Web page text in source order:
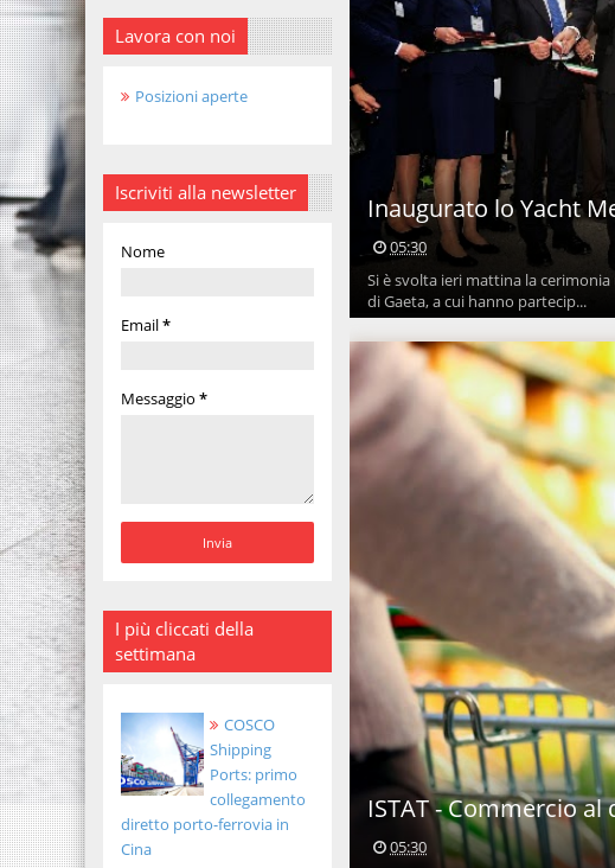
Lavora con noi
Posizioni aperte
Iscriviti alla newsletter
Nome
Email*
Messaggio *
I più cliccati della
settimana
COSCO
Shipping
Ports: primo
collegamento
diretto porto-ferrovia in
Cina
Inaugurato lo Yacht
05:30
Si è svolta ieri mattina la
di Gaeta, a cui hanno partecip...
ISTAT - Commercio al
05:30